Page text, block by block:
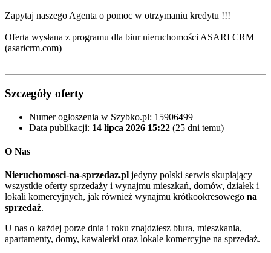
Zapytaj naszego Agenta o pomoc w otrzymaniu kredytu !!!
Oferta wysłana z programu dla biur nieruchomości ASARI CRM
(asaricrm.com)
Szczegóły oferty
Numer ogłoszenia w Szybko.pl: 15906499
Data publikacji: 14 lipca 2026 15:22 (25 dni temu)
O Nas
Nieruchomosci-na-sprzedaz.pl jedyny polski serwis skupiający
wszystkie oferty sprzedaży i wynajmu mieszkań, domów, działek i
lokali komercyjnych, jak również wynajmu krótkookresowego na
sprzedaż.
U nas o każdej porze dnia i roku znajdziesz biura, mieszkania,
apartamenty, domy, kawalerki oraz lokale komercyjne na sprzedaż.